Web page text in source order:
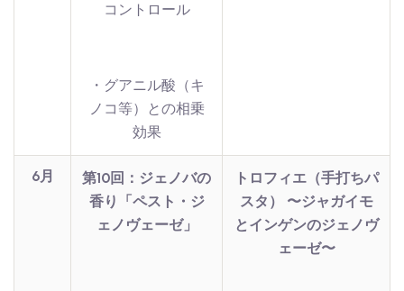
コントロール
・グアニル酸（キ
ノコ等）との相乗
効果
6月
第10回：ジェノバの
香り「ペスト・ジ
ェノヴェーゼ」
トロフィエ（手打ちパ
スタ） 〜ジャガイモ
とインゲンのジェノヴ
ェーゼ〜